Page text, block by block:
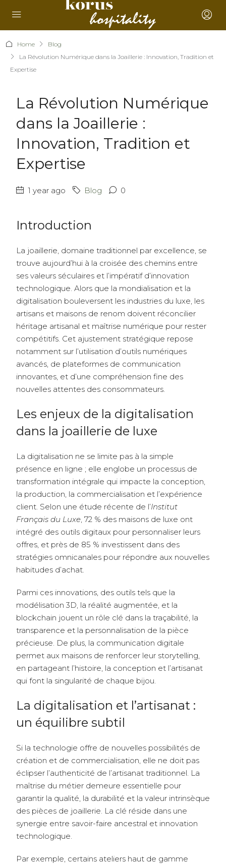
Home
Blog
La Révolution Numérique dans la Joaillerie : Innovation, Tradition et
Expertise
La Révolution Numérique
dans la Joaillerie :
Innovation, Tradition et
Expertise
1 year ago Blog 0
Introduction
La joaillerie, domaine traditionnel par excellence, se
trouve aujourd’hui à la croisée des chemins entre
ses valeurs séculaires et l’impératif d’innovation
technologique. Alors que la mondialisation et la
digitalisation bouleversent les industries du luxe, les
artisans et maisons de renom doivent réconcilier
héritage artisanal et maîtrise numérique pour rester
compétitifs. Cet ajustement stratégique repose
notamment sur l’utilisation d’outils numériques
avancés, de plateformes de communication
innovantes, et d’une compréhension fine des
nouvelles attentes des consommateurs.
Les enjeux de la digitalisation
dans la joaillerie de luxe
La digitalisation ne se limite pas à la simple
présence en ligne ; elle englobe un processus de
transformation intégrale qui impacte la conception,
la production, la commercialisation et l’expérience
client. Selon une étude récente de l’Institut
Français du Luxe, 72 % des maisons de luxe ont
intégré des outils digitaux pour personnaliser leurs
offres, et près de 85 % investissent dans des
stratégies omnicanales pour répondre aux nouvelles
habitudes d’achat.
Parmi ces innovations, des outils tels que la
modélisation 3D, la réalité augmentée, et la
blockchain jouent un rôle clé dans la traçabilité, la
transparence et la personnalisation de la pièce
précieuse. De plus, la communication digitale
permet aux maisons de renforcer leur storytelling,
en partageant l’histoire, la conception et l’artisanat
qui font la singularité de chaque bijou.
La digitalisation et l’artisanat :
un équilibre subtil
Si la technologie offre de nouvelles possibilités de
création et de commercialisation, elle ne doit pas
éclipser l’authenticité de l’artisanat traditionnel. La
maîtrise du métier demeure essentielle pour
garantir la qualité, la durabilité et la valeur intrinsèque
des pièces de joaillerie. La clé réside dans une
synergie entre savoir-faire ancestral et innovation
technologique.
Par exemple, certains ateliers haut de gamme